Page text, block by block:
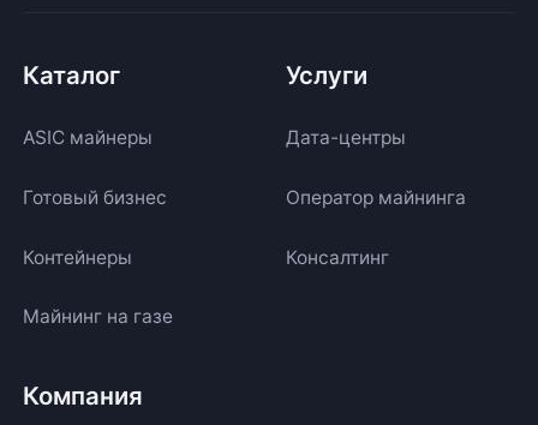
Каталог
ASIC майнеры
Готовый бизнес
Контейнеры
Майнинг на газе
Услуги
Дата-центры
Оператор майнинга
Консалтинг
Компания